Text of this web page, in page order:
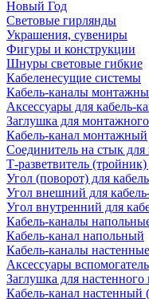
Новый Год
Световые гирлянды
Украшения, сувениры
Фигуры и конструкции
Шнуры световые гибкие
Кабеленесущие системы
Кабель-каналы
Аксессуары для кабель-
Заглушка для
Кабель-канал монтажный
Соединитель на стык для
Т-разветвитель (тройник)
Угол (поворот) для
Угол внешний для
Угол внутренний для
Кабель-каналы
Кабель-канал напольный
Кабель-каналы
Аксессуары
Заглушка для настенного
Кабель-канал настенный